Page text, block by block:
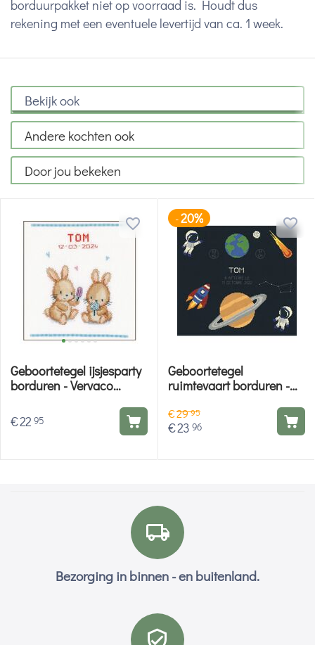
borduurpakket niet op voorraad is. Houdt dus
rekening met een eventuele levertijd van ca. 1 week.
Bekijk ook
Andere kochten ook
Door jou bekeken
Geboortetegel ijsjesparty
borduren - Vervaco
€22 95
-20%
Geboortetegel
ruimtevaart borduren -
borduurpakket
€2995
€23 96
Bezorging in binnen - en buitenland.